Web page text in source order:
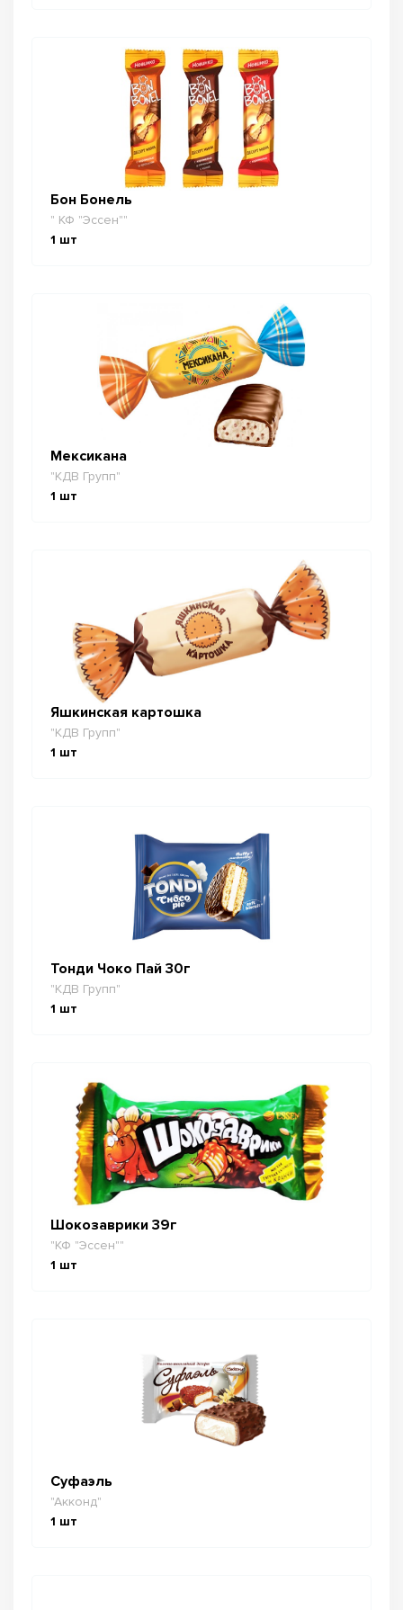
Бон Бонель
" КФ "Эссен""
1 шт
Мексикана
"КДВ Групп"
1 шт
Яшкинская картошка
"КДВ Групп"
1 шт
Тонди Чоко Пай 30г
"КДВ Групп"
1 шт
Шокозаврики 39г
"КФ "Эссен""
1 шт
Суфаэль
"Акконд"
1 шт